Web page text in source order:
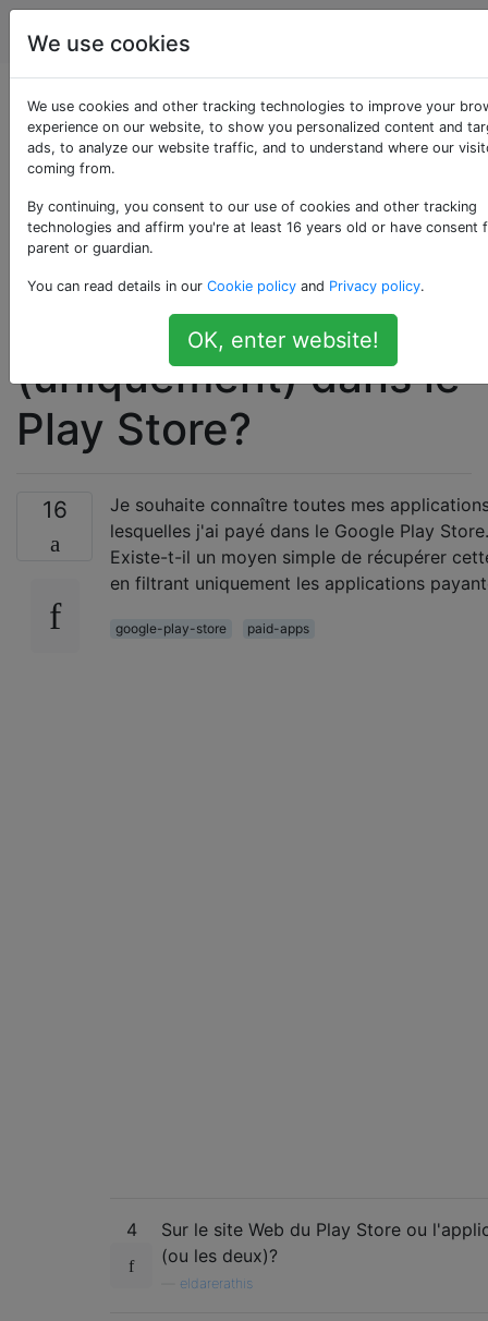
Android
Comment puis-je
obtenir une liste de
toutes mes
applications
payantes
(uniquement) dans le
Play Store?
16
Je souhaite connaître toutes mes
lesquelles j'ai payé dans le Google Play Store.
Existe-t-il un moyen simple de récupérer
en filtrant uniquement les applications
google-play-store paid-apps
4
Sur le site Web du Play Store ou
(ou les deux)?
eldarerathis
We use cookies
We use cookies and other tracking technologies to improve your
experience on our website, to show you personalized content and
ads, to analyze our website traffic, and to understand where our
coming from.
By continuing, you consent to our use of cookies and other tracking
technologies and affirm you're at least 16 years old or have consent
parent or guardian.
You can read details in our Cookie policy and Privacy policy.
OK, enter website!